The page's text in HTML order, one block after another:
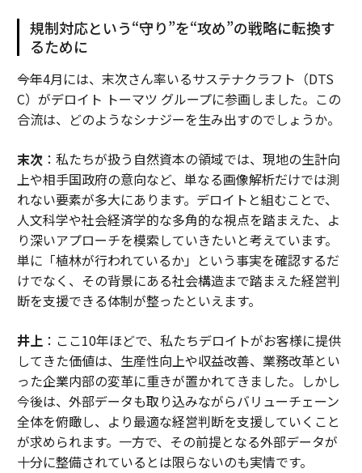
規制対応という“守り”を“攻め”の戦略に転換す
るために
――今年4月には、末次さん率いるサステナクラフト（DTS
C）がデロイト トーマツ グループに参画しました。この
合流は、どのようなシナジーを生み出すのでしょうか。
末次：私たちが扱う自然資本の領域では、現地の生計向
上や相手国政府の意向など、単なる画像解析だけでは測
れない要素が多大にあります。デロイトと組むことで、
人文科学や社会経済学的な多角的な視点を踏まえた、よ
り深いアプローチを模索していきたいと考えています。
単に「植林が行われているか」という事実を確認するだ
けでなく、その背景にある社会構造まで踏まえた経営判
断を支援できる体制が整ったといえます。
井上：ここ10年ほどで、私たちデロイトがお客様に提供
してきた価値は、生産性向上や収益改善、業務改革とい
った企業内部の変革に重きが置かれてきました。しかし
今後は、外部データも取り込みながらバリューチェーン
全体を俯瞰し、より最適な経営判断を支援していくこと
が求められます。一方で、その前提となる外部データが
十分に整備されているとは限らないのも実情です。